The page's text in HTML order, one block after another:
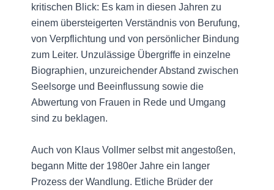
kritischen Blick: Es kam in diesen Jahren zu
einem übersteigerten Verständnis von Berufung,
von Verpflichtung und von persönlicher Bindung
zum Leiter. Unzulässige Übergriffe in einzelne
Biographien, unzureichender Abstand zwischen
Seelsorge und Beeinflussung sowie die
Abwertung von Frauen in Rede und Umgang
sind zu beklagen.
Auch von Klaus Vollmer selbst mit angestoßen,
begann Mitte der 1980er Jahre ein langer
Prozess der Wandlung. Etliche Brüder der